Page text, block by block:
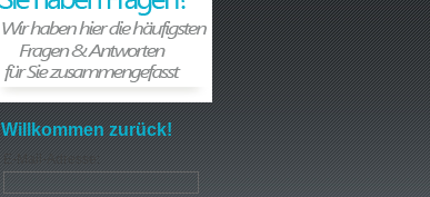
Willkommen zurück!
E-Mail-Adresse: